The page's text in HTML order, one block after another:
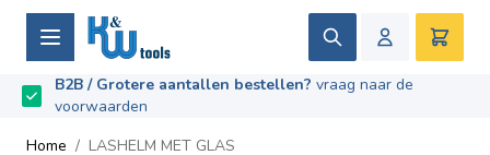
Ga naar de inhoud
Zoek
B2B / Grotere aantallen bestellen? vraag naar de
voorwaarden
Beoordeeld met 9.5/10- Gebaseerd op 669recensies
Home / LASHELM MET GLAS